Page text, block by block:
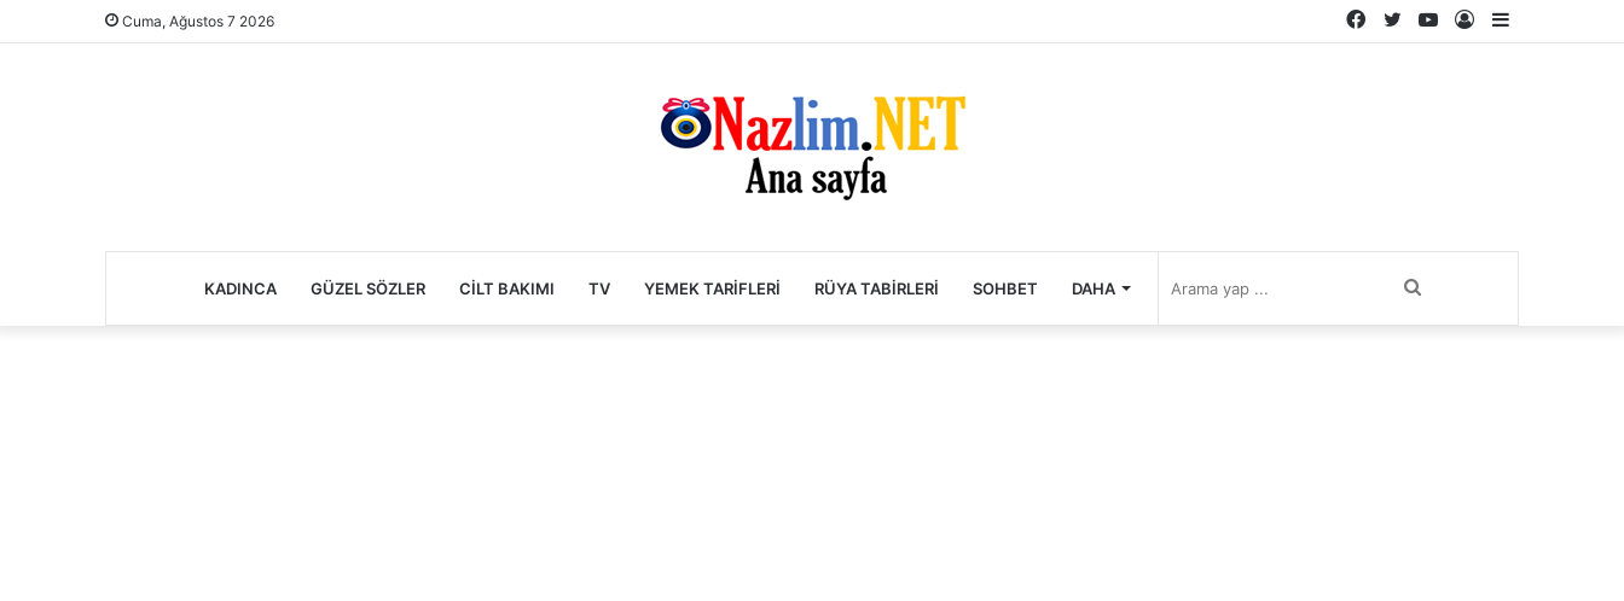
Cuma, Ağustos 7 2026
Kenar
Kayıt
YouTube
Twitter
Facebook
KADINCA GÜZEL SÖZLER CILT BAKIMI TV YEMEK TARIFLERI RÜYA TABIRLERI SOHBET DAHA